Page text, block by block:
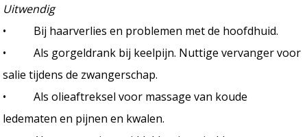
Uitwendig
• Bij haarverlies en problemen met de hoofdhuid.
• Als gorgeldrank bij keelpijn. Nuttige vervanger voor
salie tijdens de zwangerschap.
• Als olieaftreksel voor massage van koude
ledematen en pijnen en kwalen.